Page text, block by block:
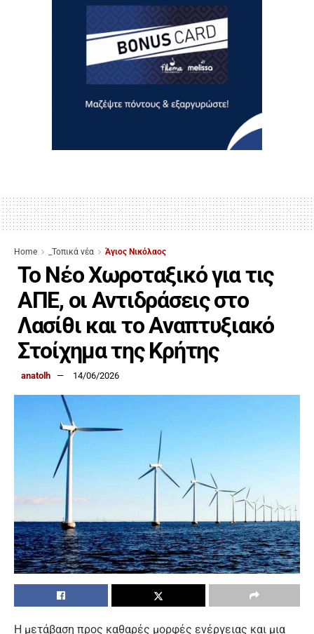
Home _Τοπικά νέα Άγιος Νικόλαος
Το Νέο Χωροταξικό για τις
ΑΠΕ, οι Αντιδράσεις στο
Λασίθι και το Αναπτυξιακό
Στοίχημα της Κρήτης
anatolh 14/06/2026
Η μετάβαση προς καθαρές μορφές ενέργειας και μια